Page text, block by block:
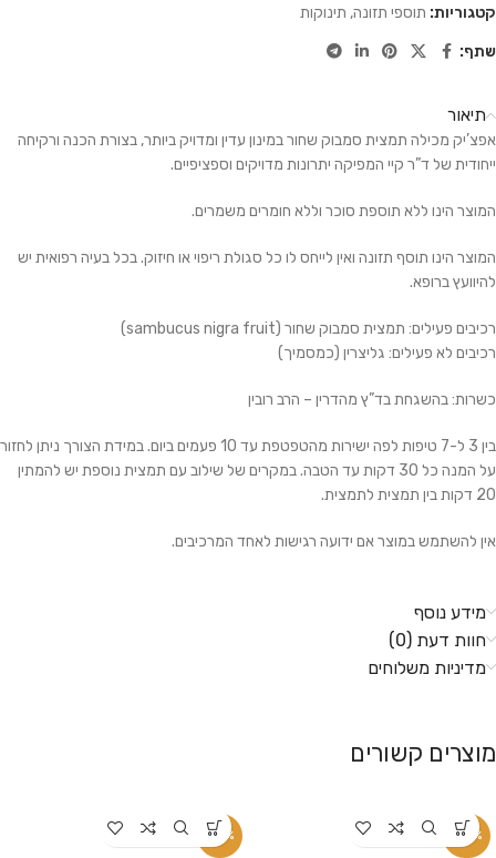
קטגוריות: תוספי תזונה, תינוקות
שתף:
תיאור
אפצ’יק מכילה תמצית סמבוק שחור במינון עדין ומדויק ביותר, בצורת הכנה ורקיחה
ייחודית של ד”ר קיי המפיקה יתרונות מדויקים וספציפיים.
המוצר הינו ללא תוספת סוכר וללא חומרים משמרים.
המוצר הינו תוסף תזונה ואין לייחס לו כל סגולת ריפוי או חיזוק. בכל בעיה רפואית יש
להיוועץ ברופא.
רכיבים פעילים: תמצית סמבוק שחור (sambucus nigra fruit)
רכיבים לא פעילים: גליצרין (כמסמיך)
כשרות: בהשגחת בד”ץ מהדרין – הרב רובין
בין 3 ל-7 טיפות לפה ישירות מהטפטפת עד 10 פעמים ביום. במידת הצורך ניתן לחזור
על המנה כל 30 דקות עד הטבה. במקרים של שילוב עם תמצית נוספת יש להמתין
20 דקות בין תמצית לתמצית.
אין להשתמש במוצר אם ידועה רגישות לאחד המרכיבים.
מידע נוסף
חוות דעת (0)
מדיניות משלוחים
מוצרים קשורים
-38%
-13%